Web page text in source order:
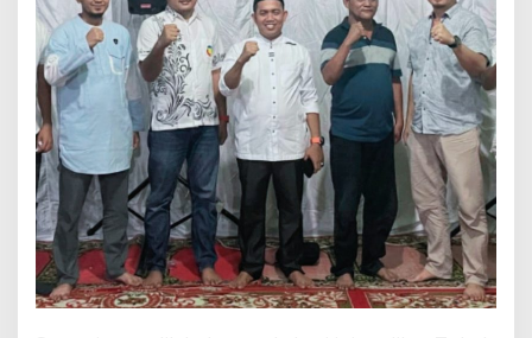
t
r
a
T
e
r
p
i
l
i
h
S
e
b
a